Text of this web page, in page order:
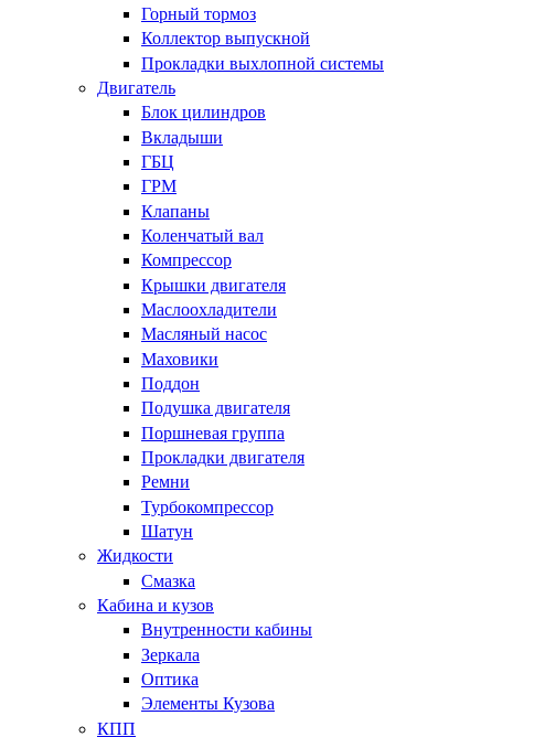
Горный тормоз
Коллектор выпускной
Прокладки выхлопной системы
Двигатель
Блок цилиндров
Вкладыши
ГБЦ
ГРМ
Клапаны
Коленчатый вал
Компрессор
Крышки двигателя
Маслоохладители
Масляный насос
Маховики
Поддон
Подушка двигателя
Поршневая группа
Прокладки двигателя
Ремни
Турбокомпрессор
Шатун
Жидкости
Смазка
Кабина и кузов
Внутренности кабины
Зеркала
Оптика
Элементы Кузова
КПП